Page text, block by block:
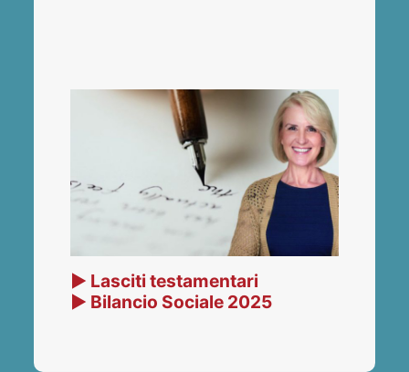
▶ Lasciti testamentari
▶ Bilancio Sociale 2025